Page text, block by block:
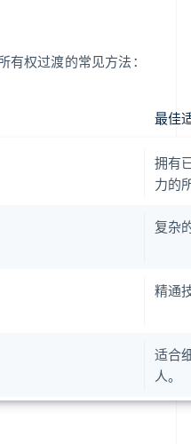
权过渡的常见方法：
最佳
拥有
力的
复杂
精通
适合
人。